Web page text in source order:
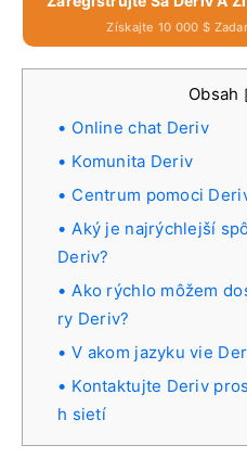
Získajte 10 000 $
Obsah
Online chat Deriv
Komunita Deriv
Centrum pomoci
Aký je najrýchlejší
Deriv?
Ako rýchlo môžem
ry Deriv?
V akom jazyku vie
Kontaktujte Deriv
h sietí